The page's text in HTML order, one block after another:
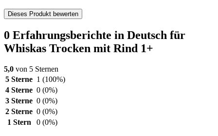
Dieses Produkt bewerten
0 Erfahrungsberichte in Deutsch für
Whiskas Trocken mit Rind 1+
5,0 von 5 Sternen
5 Sterne 1 (100%)
4 Sterne 0 (0%)
3 Sterne 0 (0%)
2 Sterne 0 (0%)
1 Stern
0 (0%)